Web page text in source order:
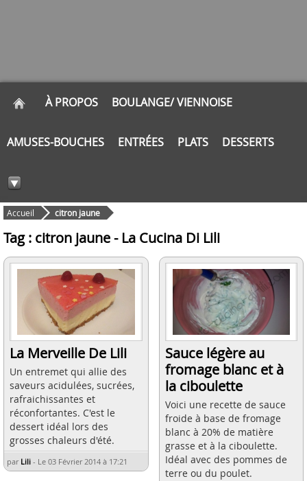
À PROPOS BOULANGE/ VIENNOISE
AMUSES-BOUCHES ENTRÉES PLATS DESSERTS
Accueil citron jaune
Tag : citron jaune - La Cucina Di Lili
La Merveille De Lili
Un entremet qui allie des
saveurs acidulées, sucrées,
rafraichissantes et
réconfortantes. C'est le
dessert idéal lors des
grosses chaleurs d'été.
par Lili - Le 03 Février 2014 à 17:21
Sauce légère au
fromage blanc et à
la ciboulette
Voici une recette de sauce
froide à base de fromage
blanc à 20% de matière
grasse et à la ciboulette.
Idéal avec des pommes de
terre ou du poulet.